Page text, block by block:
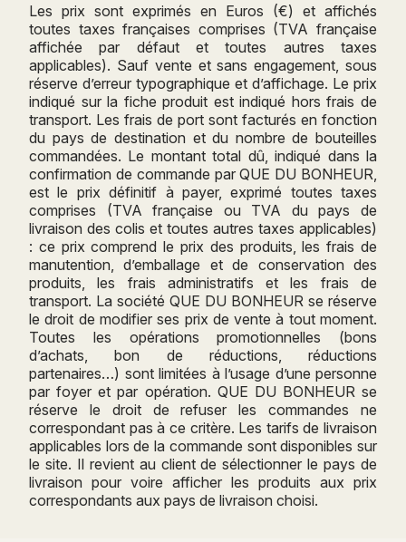
Les prix sont exprimés en Euros (€) et affichés
toutes taxes françaises comprises (TVA française
affichée par défaut et toutes autres taxes
applicables). Sauf vente et sans engagement, sous
réserve d’erreur typographique et d’affichage. Le prix
indiqué sur la fiche produit est indiqué hors frais de
transport. Les frais de port sont facturés en fonction
du pays de destination et du nombre de bouteilles
commandées. Le montant total dû, indiqué dans la
confirmation de commande par QUE DU BONHEUR,
est le prix définitif à payer, exprimé toutes taxes
comprises (TVA française ou TVA du pays de
livraison des colis et toutes autres taxes applicables)
: ce prix comprend le prix des produits, les frais de
manutention, d’emballage et de conservation des
produits, les frais administratifs et les frais de
transport. La société QUE DU BONHEUR se réserve
le droit de modifier ses prix de vente à tout moment.
Toutes les opérations promotionnelles (bons
d’achats, bon de réductions, réductions
partenaires…) sont limitées à l’usage d’une personne
par foyer et par opération. QUE DU BONHEUR se
réserve le droit de refuser les commandes ne
correspondant pas à ce critère. Les tarifs de livraison
applicables lors de la commande sont disponibles sur
le site. Il revient au client de sélectionner le pays de
livraison pour voire afficher les produits aux prix
correspondants aux pays de livraison choisi.